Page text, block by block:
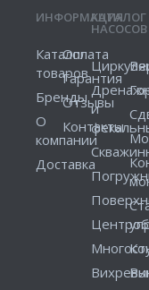
ИНФОРМАЦИЯ
Каталог
товаров
Бренды
О
компании
Доставка
Оплата
Гарантия
Отзывы
Контакты
КАТАЛОГ
НАСОСОВ
и